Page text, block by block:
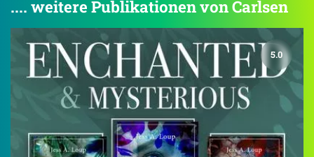
.... weitere Publikationen von Carlsen
5.0